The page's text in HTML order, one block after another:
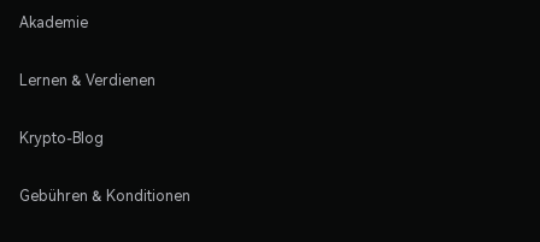
Akademie
Lernen & Verdienen
Krypto-Blog
Gebühren & Konditionen